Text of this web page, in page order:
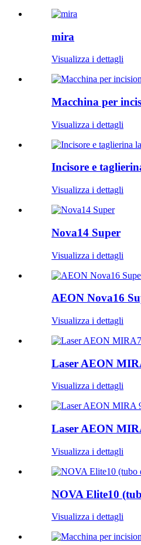
mira
Visualizza i dettagli
Macchina per
Visualizza i dettagli
Incisore e
Visualizza i dettagli
Nova14 Super
Visualizza i dettagli
AEON Nova16
Visualizza i dettagli
Laser AEON
Visualizza i dettagli
Laser AEON
Visualizza i dettagli
NOVA Elite10
Visualizza i dettagli